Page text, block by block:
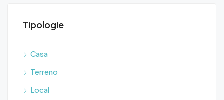
Tipologie
Casa
Terreno
Local